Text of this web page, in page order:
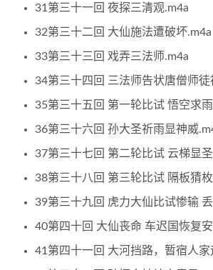
31第三十一回 夜探三清观.m4a
32第三十二回 大仙施法遭破坏.m4a
33第三十三回 戏弄三法师.m4a
34第三十四回 三法师告状唐僧师徒
35第三十五回 第一轮比试 悟空求
36第三十六回 孙大圣祈雨显神威
37第三十七回 第二轮比试 云梯显
38第三十八回 第三轮比试 隔板猜
39第三十九回 虎力大仙比试惨输
40第四十回 大仙丧命 车迟国恢复
41第四十一回 大河挡路，暂宿人家